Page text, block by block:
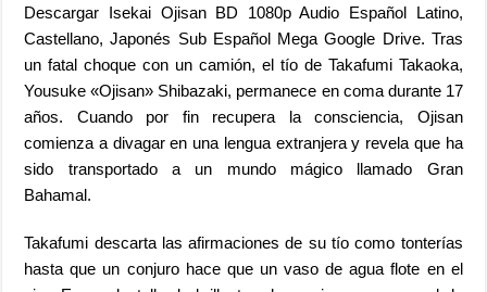
Descargar Isekai Ojisan BD 1080p Audio Español Latino,
Castellano, Japonés Sub Español Mega Google Drive. Tras
un fatal choque con un camión, el tío de Takafumi Takaoka,
Yousuke «Ojisan» Shibazaki, permanece en coma durante 17
años. Cuando por fin recupera la consciencia, Ojisan
comienza a divagar en una lengua extranjera y revela que ha
sido transportado a un mundo mágico llamado Gran
Bahamal.
Takafumi descarta las afirmaciones de su tío como tonterías
hasta que un conjuro hace que un vaso de agua flote en el